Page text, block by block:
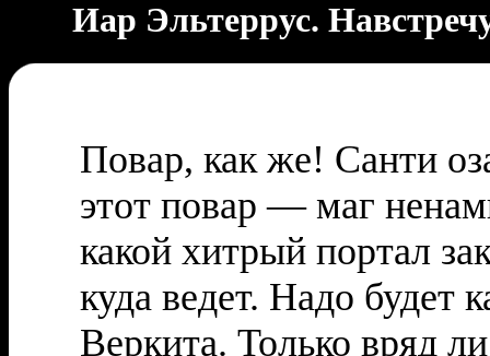
Иар Эльтеррус.
Повар, как же! Санти
этот повар — маг
какой хитрый портал
куда ведет. Надо будет
Веркита. Только вряд